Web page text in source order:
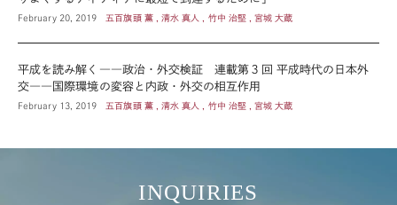
February 20, 2019 五百旗頭 薫 , 清水 真人 , 竹中 治堅 , 宮城 大蔵
平成を読み解く――政治・外交検証 連載第３回 平成時代の日本外
交――国際環境の変容と内政・外交の相互作用
February 13, 2019 五百旗頭 薫 , 清水 真人 , 竹中 治堅 , 宮城 大蔵
INQUIRIES